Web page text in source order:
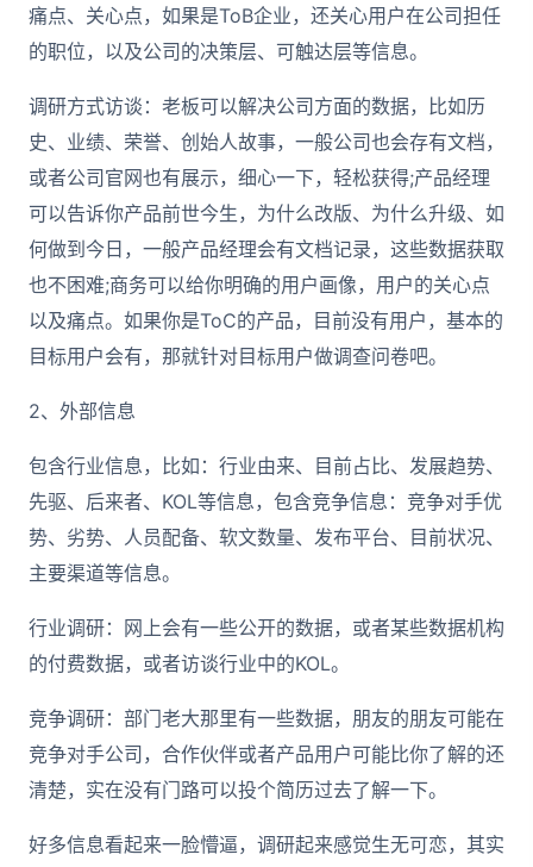
痛点、关心点，如果是ToB企业，还关心用户在公司担任
的职位，以及公司的决策层、可触达层等信息。
调研方式访谈：老板可以解决公司方面的数据，比如历
史、业绩、荣誉、创始人故事，一般公司也会存有文档，
或者公司官网也有展示，细心一下，轻松获得;产品经理
可以告诉你产品前世今生，为什么改版、为什么升级、如
何做到今日，一般产品经理会有文档记录，这些数据获取
也不困难;商务可以给你明确的用户画像，用户的关心点
以及痛点。如果你是ToC的产品，目前没有用户，基本的
目标用户会有，那就针对目标用户做调查问卷吧。
2、外部信息
包含行业信息，比如：行业由来、目前占比、发展趋势、
先驱、后来者、KOL等信息，包含竞争信息：竞争对手优
势、劣势、人员配备、软文数量、发布平台、目前状况、
主要渠道等信息。
行业调研：网上会有一些公开的数据，或者某些数据机构
的付费数据，或者访谈行业中的KOL。
竞争调研：部门老大那里有一些数据，朋友的朋友可能在
竞争对手公司，合作伙伴或者产品用户可能比你了解的还
清楚，实在没有门路可以投个简历过去了解一下。
好多信息看起来一脸懵逼，调研起来感觉生无可恋，其实